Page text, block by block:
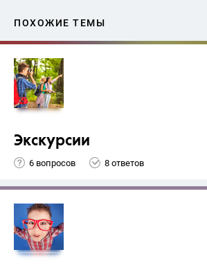
ПОХОЖИЕ ТЕМЫ
Экскурсии
6 вопросов 8 ответов